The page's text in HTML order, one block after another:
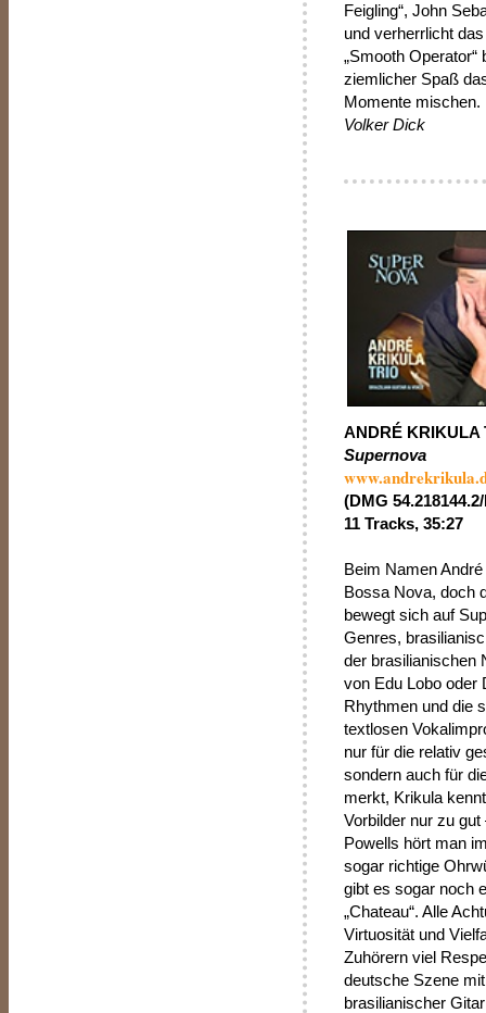
Feigling“, John
und verherrlicht
„Smooth Operator“
ziemlicher Spaß
Momente
Volker Dick
ANDRÉ KRIKULA
Supernova
(DMG
11 Tracks, 35:27
Beim Namen
Bossa Nova, doch
bewegt sich auf
Genres,
der brasilianischen
von Edu Lobo oder
Rhythmen und die
textlosen
nur für die relativ
sondern auch für
merkt, Krikula
Vorbilder nur zu
Powells hört man
sogar richtige
gibt es sogar noch
„Chateau“. Alle
Virtuosität und
Zuhörern viel
deutsche Szene
brasilianischer